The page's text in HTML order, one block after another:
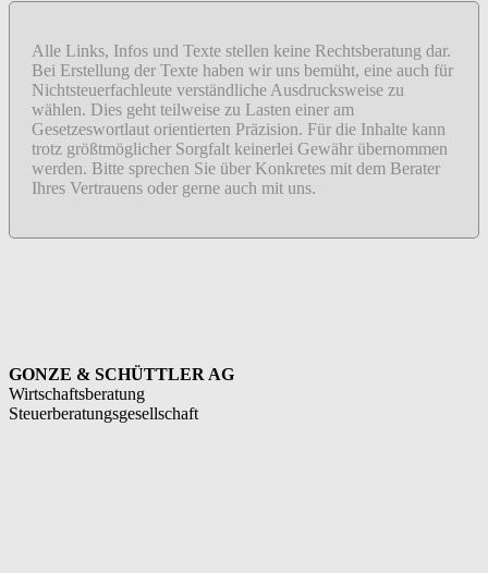
Alle Links, Infos und Texte stellen keine Rechtsberatung dar.
Bei Erstellung der Texte haben wir uns bemüht, eine auch für
Nichtsteuerfachleute verständliche Ausdrucksweise zu
wählen. Dies geht teilweise zu Lasten einer am
Gesetzeswortlaut orientierten Präzision. Für die Inhalte kann
trotz größtmöglicher Sorgfalt keinerlei Gewähr übernommen
werden. Bitte sprechen Sie über Konkretes mit dem Berater
Ihres Vertrauens oder gerne auch mit uns.
GONZE & SCHÜTTLER AG
Wirtschaftsberatung
Steuerberatungsgesellschaft